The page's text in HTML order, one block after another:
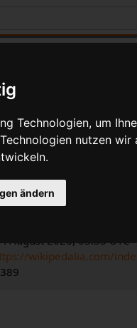
Technologien, um
nutzen
ändern
Angaben für
Bearbeiter
.
August 2026, 03:35 UTC
wikipedalia.com/